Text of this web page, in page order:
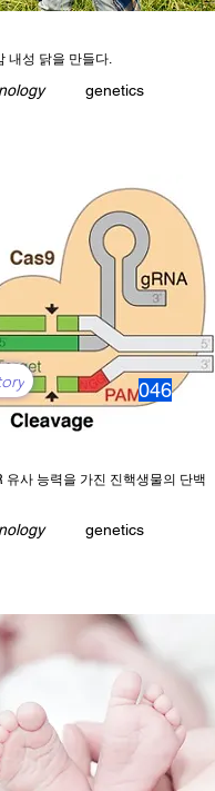
내성 닭을 만들다.
genetics
046
유사 능력을 가진 진핵생물의 단백
genetics